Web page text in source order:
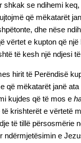
shkak se ndihemi
që mëkatarët
dhe nëse
vërtet e kupton që
të kesh një ndjesi
hirit të Perëndisë
që mëkatarët janë
kujdes që të mos e
krishterët e vërtetë
të tillë përsosmërie
ndërmjetësimin e